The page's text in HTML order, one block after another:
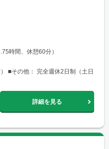
時間、休憩60分）
■その他： 完全週休2日制（土日
詳細を見る